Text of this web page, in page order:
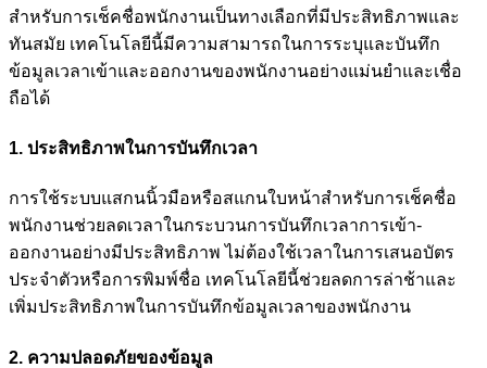
สำหรับการเช็คชื่อพนักงานเป็นทางเลือกที่มีประสิทธิภาพและ
ทันสมัย เทคโนโลยีนี้มีความสามารถในการระบุและบันทึก
ข้อมูลเวลาเข้าและออกงานของพนักงานอย่างแม่นยำและเชื่อ
ถือได้
1. ประสิทธิภาพในการบันทึกเวลา
การใช้ระบบแสกนนิ้วมือหรือสแกนใบหน้าสำหรับการเช็คชื่อ
พนักงานช่วยลดเวลาในกระบวนการบันทึกเวลาการเข้า-
ออกงานอย่างมีประสิทธิภาพ ไม่ต้องใช้เวลาในการเสนอบัตร
ประจำตัวหรือการพิมพ์ชื่อ เทคโนโลยีนี้ช่วยลดการล่าช้าและ
เพิ่มประสิทธิภาพในการบันทึกข้อมูลเวลาของพนักงาน
2. ความปลอดภัยของข้อมูล